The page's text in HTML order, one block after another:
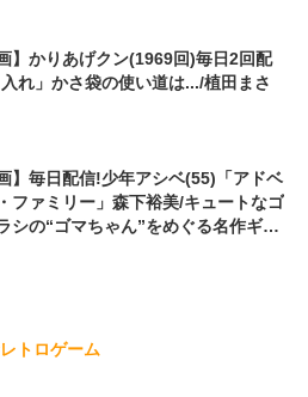
】かりあげクン(1969回)毎日2回配
れ」かさ袋の使い道は.../植田まさ
】毎日配信!少年アシベ(55)「アドベ
ファミリー」森下裕美/キュートなゴ
シの“ゴマちゃん”をめぐる名作ギャ
トロゲーム